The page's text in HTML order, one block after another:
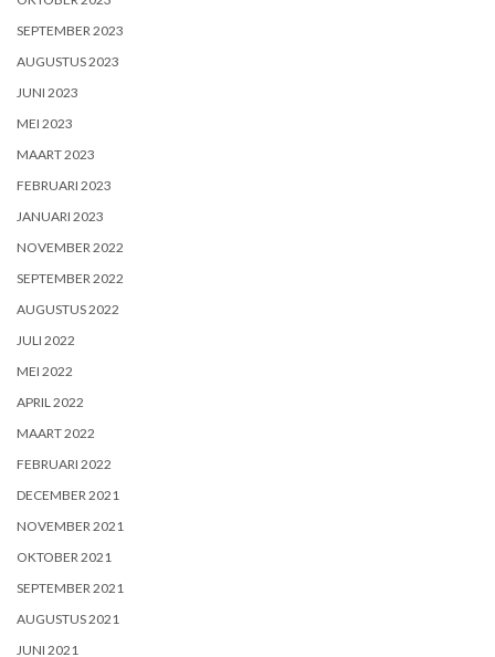
SEPTEMBER 2023
AUGUSTUS 2023
JUNI 2023
MEI 2023
MAART 2023
FEBRUARI 2023
JANUARI 2023
NOVEMBER 2022
SEPTEMBER 2022
AUGUSTUS 2022
JULI 2022
MEI 2022
APRIL 2022
MAART 2022
FEBRUARI 2022
DECEMBER 2021
NOVEMBER 2021
OKTOBER 2021
SEPTEMBER 2021
AUGUSTUS 2021
JUNI 2021